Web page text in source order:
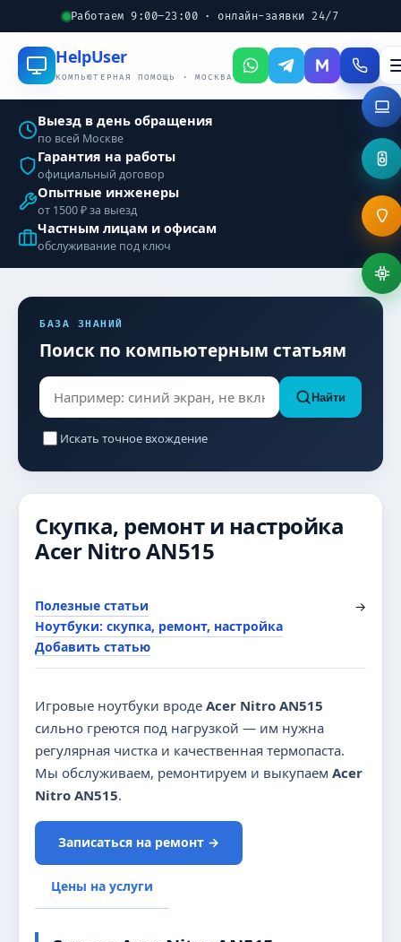
Работаем 9:00–23:00 · онлайн-заявки 24/7
HelpUser
КОМПЬЮТЕРНАЯ ПОМОЩЬ · МОСКВА
Выезд в день обращения
по всей Москве
Гарантия на работы
официальный договор
Опытные инженеры
от 1500 ₽ за выезд
Частным лицам и офисам
обслуживание под ключ
БАЗА ЗНАНИЙ
Поиск по компьютерным статьям
Найти
Искать точное вхождение
Скупка, ремонт и настройка
Acer Nitro AN515
Полезные статьи
→
Ноутбуки: скупка, ремонт, настройка
Добавить статью
Игровые ноутбуки вроде Acer Nitro AN515
сильно греются под нагрузкой — им нужна
регулярная чистка и качественная термопаста.
Мы обслуживаем, ремонтируем и выкупаем Acer
Nitro AN515.
Записаться на ремонт →
Цены на услуги